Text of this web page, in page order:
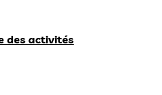
des activités